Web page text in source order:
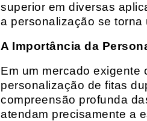
superior em diversas
a personalização se torna
A Importância da
Em um mercado exigente
personalização de fitas
compreensão profunda
atendam precisamente a